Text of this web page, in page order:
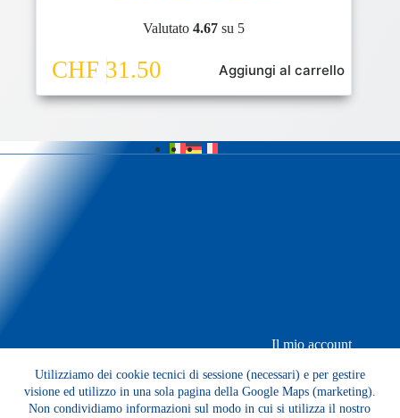
Utilizziamo dei cookie tecnici di sessione (necessari) e per gestire
visione ed utilizzo in una sola pagina della Google Maps (marketing).
Non condividiamo informazioni sul modo in cui si utilizza il nostro
Valutato4.67 su 5
CHF 31.50 Aggiungi al carrello
Il mio account
Condizioni di vendita
Privacy Policy
Contatti e Richieste